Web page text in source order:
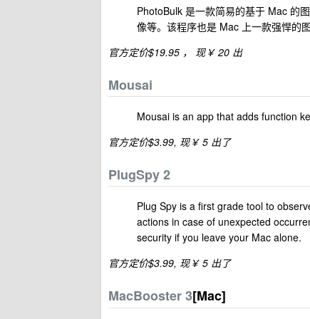
PhotoBulk 是一款简易的基于 Mac 的
像等。该程序也是 Mac 上一款强悍的
官方定价$19.95 ， 现￥ 20 出
Mousai
Mousai is an app that adds function
官方定价$3.99, 现￥ 5 出了
PlugSpy 2
Plug Spy is a first grade tool to
actions in case of unexpected
security if you leave your Mac alone.
官方定价$3.99, 现￥ 5 出了
MacBooster 3[Mac]